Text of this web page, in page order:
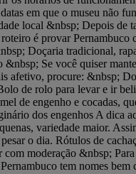
em que o museu não
local &nbsp; Depois de
é provar Pernambuco
Doçaria tradicional,
&nbsp; Se você quiser
afetivo, procure: &nbsp;
de rolo para levar e ir
de engenho e cocadas,
dos engenhos A dica
variedade maior.
o dia. Rótulos de
com moderação &nbsp;
tem nomes bem